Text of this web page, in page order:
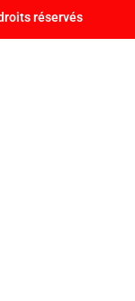
réservés